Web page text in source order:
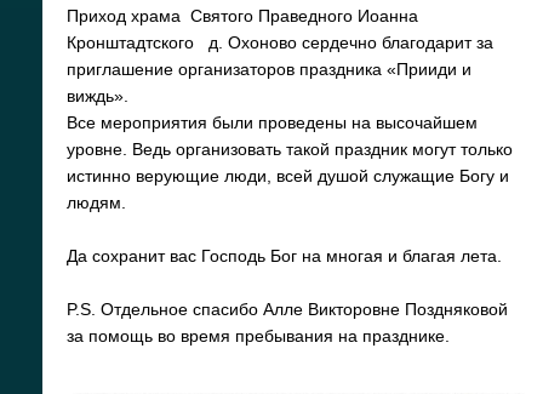
Приход храма Святого Праведного Иоанна
Кронштадтского д. Охоново сердечно благодарит за
приглашение организаторов праздника «Прииди и
виждь».
Все мероприятия были проведены на высочайшем
уровне. Ведь организовать такой праздник могут только
истинно верующие люди, всей душой служащие Богу и
людям.
Да сохранит вас Господь Бог на многая и благая лета.
P.S. Отдельное спасибо Алле Викторовне Поздняковой
за помощь во время пребывания на празднике.